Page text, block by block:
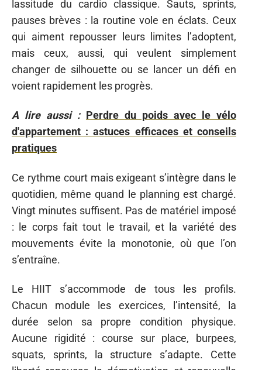
lassitude du cardio classique. Sauts, sprints,
pauses brèves : la routine vole en éclats. Ceux
qui aiment repousser leurs limites l’adoptent,
mais ceux, aussi, qui veulent simplement
changer de silhouette ou se lancer un défi en
voient rapidement les progrès.
A lire aussi : Perdre du poids avec le vélo
d'appartement : astuces efficaces et conseils
pratiques
Ce rythme court mais exigeant s’intègre dans le
quotidien, même quand le planning est chargé.
Vingt minutes suffisent. Pas de matériel imposé
: le corps fait tout le travail, et la variété des
mouvements évite la monotonie, où que l’on
s’entraîne.
Le HIIT s’accommode de tous les profils.
Chacun module les exercices, l’intensité, la
durée selon sa propre condition physique.
Aucune rigidité : course sur place, burpees,
squats, sprints, la structure s’adapte. Cette